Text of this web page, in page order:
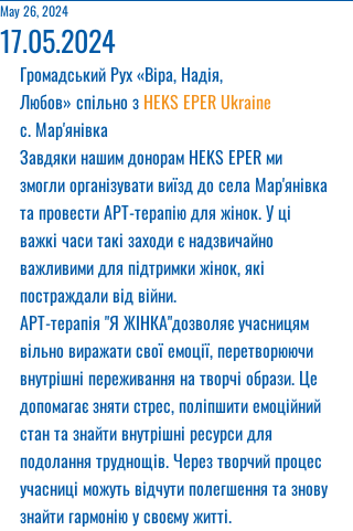
17.05.2024
May 26, 2024
Громадський Рух «Віра, Надія,
Любов» спільно з HEKS EPER Ukraine
с. Мар'янівка
Завдяки нашим донорам HEKS EPER ми
змогли організувати виїзд до села Мар'янівка
та провести АРТ-терапію для жінок. У ці
важкі часи такі заходи є надзвичайно
важливими для підтримки жінок, які
постраждали від війни.
АРТ-терапія "Я ЖІНКА"дозволяє учасницям
вільно виражати свої емоції, перетворюючи
внутрішні переживання на творчі образи. Це
допомагає зняти стрес, поліпшити емоційний
стан та знайти внутрішні ресурси для
подолання труднощів. Через творчий процес
учасниці можуть відчути полегшення та знову
знайти гармонію у своєму житті.